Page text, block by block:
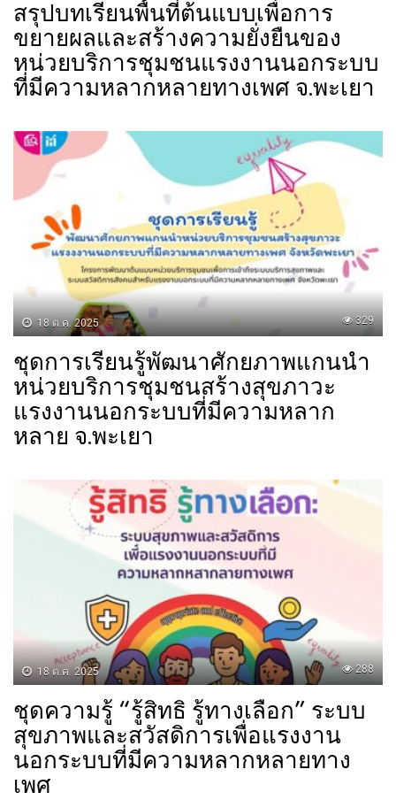
สรุปบทเรียนพื้นที่ต้นแบบเพื่อการ
ขยายผลและสร้างความยั่งยืนของ
หน่วยบริการชุมชนแรงงานนอกระบบ
ที่มีความหลากหลายทางเพศ จ.พะเยา
18 ต.ค. 2025 329
ชุดการเรียนรู้พัฒนาศักยภาพแกนนำ
หน่วยบริการชุมชนสร้างสุขภาวะ
แรงงานนอกระบบที่มีความหลาก
หลาย จ.พะเยา
18 ต.ค. 2025 288
ชุดความรู้ “รู้สิทธิ รู้ทางเลือก” ระบบ
สุขภาพและสวัสดิการเพื่อแรงงาน
นอกระบบที่มีความหลากหลายทาง
เพศ